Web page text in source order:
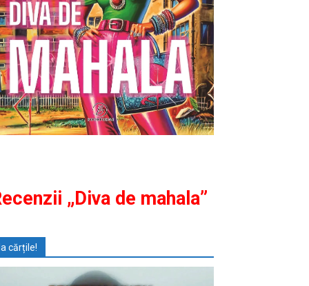
„Diva de mahala”
cărțile!